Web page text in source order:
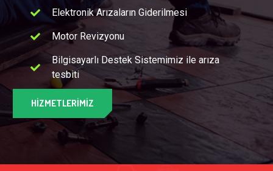
Elektronik Arızaların Giderilmesi
Motor Revizyonu
Bilgisayarlı Destek Sistemimiz ile arıza
tesbiti
HIZMETLERIMIZ